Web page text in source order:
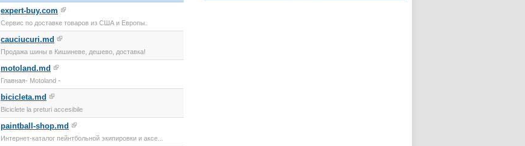
expert-buy.com
Сервис по доставке товаров из США и Европы.
cauciucuri.md
Продажа шины в Кишиневе, дешево, доставка!
motoland.md
Главная- Motoland -
bicicleta.md
Biciclete la preturi accesibile
paintball-shop.md
Интернет-каталог пейнтбольной экипировки и аксе...